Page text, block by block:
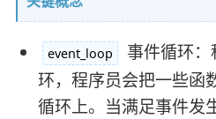
event_loop
事件循环
环，程序员会把一些函
循环上。当满足事件发